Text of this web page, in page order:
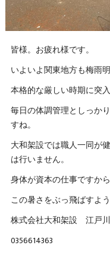
皆様。お疲れ様です。
いよいよ関東地方も梅雨
本格的な厳しい時期に突入
毎日の体調管理としっか
すね。
大和架設では職人一同が
は行いません。
身体が資本の仕事ですから
この暑さをぶっ飛ばすよ
株式会社大和架設 江戸川
0356614363